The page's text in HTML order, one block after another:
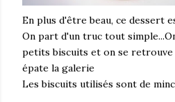
En plus d'être beau, ce dessert
On part d'un truc tout
petits biscuits et on se retrouve
épate la galerie
Les biscuits utilisés sont de